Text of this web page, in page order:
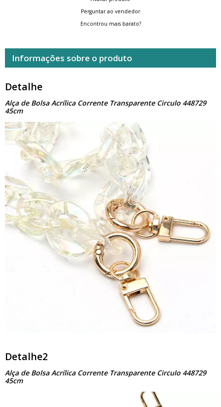
Perguntar ao vendedor
Encontrou mais barato?
Informações sobre o produto
Detalhe
Alça de Bolsa Acrílica Corrente Transparente Circulo 448729
45cm
Detalhe2
Alça de Bolsa Acrílica Corrente Transparente Circulo 448729
45cm